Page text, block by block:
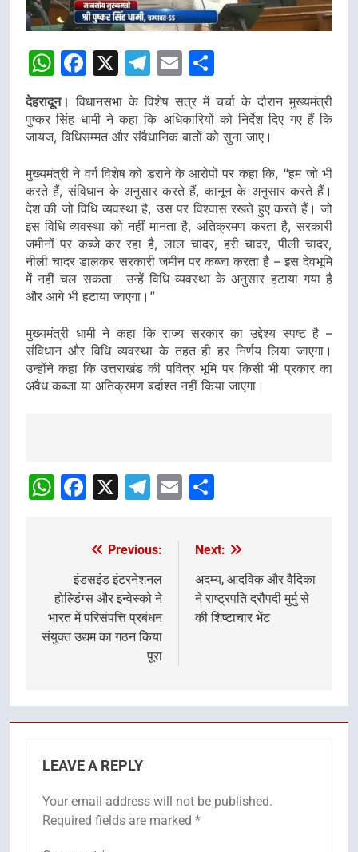
WhatsApp
Facebook
X Telegram
Email
देहरादून। विधानसभा के विशेष सत्र में चर्चा के दौरान मुख्यमंत्री
पुष्कर सिंह धामी ने कहा कि अधिकारियों को निर्देश दिए गए हैं कि
जायज, विधिसम्मत और संवैधानिक बातों को सुना जाए।
मुख्यमंत्री ने वर्ग विशेष को डराने के आरोपों पर कहा कि, “हम जो भी
करते हैं, संविधान के अनुसार करते हैं, कानून के अनुसार करते हैं।
देश की जो विधि व्यवस्था है, उस पर विश्वास रखते हुए करते हैं। जो
इस विधि व्यवस्था को नहीं मानता है, अतिक्रमण करता है, सरकारी
जमीनों पर कब्जे कर रहा है, लाल चादर, हरी चादर, पीली चादर,
नीली चादर डालकर सरकारी जमीन पर कब्जा करता है – इस देवभूमि
में नहीं चल सकता। उन्हें विधि व्यवस्था के अनुसार हटाया गया है
और आगे भी हटाया जाएगा।”
मुख्यमंत्री धामी ने कहा कि राज्य सरकार का उद्देश्य स्पष्ट है –
संविधान और विधि व्यवस्था के तहत ही हर निर्णय लिया जाएगा।
उन्होंने कहा कि उत्तराखंड की पवित्र भूमि पर किसी भी प्रकार का
अवैध कब्जा या अतिक्रमण बर्दाश्त नहीं किया जाएगा।
navigation
WhatsApp
Facebook
X Telegram
Email
navigation
Previous:
इंडसइंड इंटरनेशनल
होल्डिंग्स और इन्वेस्को ने
भारत में परिसंपत्ति प्रबंधन
संयुक्त उद्यम का गठन किया
पूरा
Next:
अदम्य, आदविक और वैदिका
ने राष्ट्रपति द्रौपदी मुर्मु से
की शिष्टाचार भेंट
LEAVE A REPLY
Your email address will not be published.
Required fields are marked *